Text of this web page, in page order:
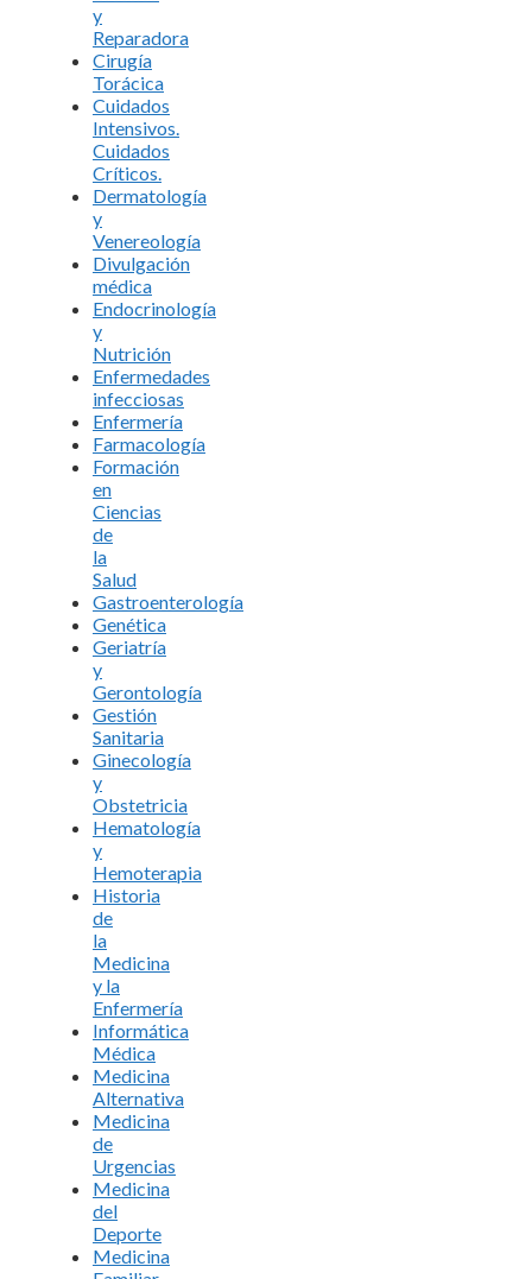
y
Reparadora
Cirugía
Torácica
Cuidados
Intensivos.
Cuidados
Críticos.
Dermatología
y
Venereología
Divulgación
médica
Endocrinología
y
Nutrición
Enfermedades
infecciosas
Enfermería
Farmacología
Formación
en
Ciencias
de
la
Salud
Gastroenterología
Genética
Geriatría
y
Gerontología
Gestión
Sanitaria
Ginecología
y
Obstetricia
Hematología
y
Hemoterapia
Historia
de
la
Medicina
y la
Enfermería
Informática
Médica
Medicina
Alternativa
Medicina
de
Urgencias
Medicina
del
Deporte
Medicina